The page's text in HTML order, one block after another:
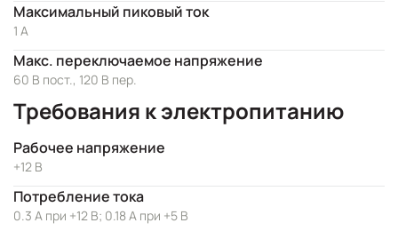
Максимальный пиковый ток
1 А
Макс. переключаемое напряжение
60 В пост., 120 В пер.
Требования к электропитанию
Рабочее напряжение
+12 В
Потребление тока
0.3 А при +12 В; 0.18 А при +5 В